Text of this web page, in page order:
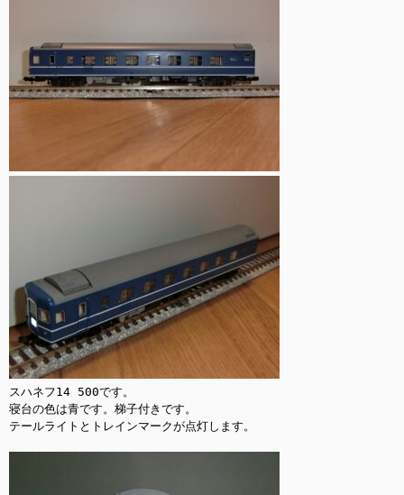
スハネフ14 500です。
寝台の色は青です。梯子付きです。
テールライトとトレインマークが点灯します。